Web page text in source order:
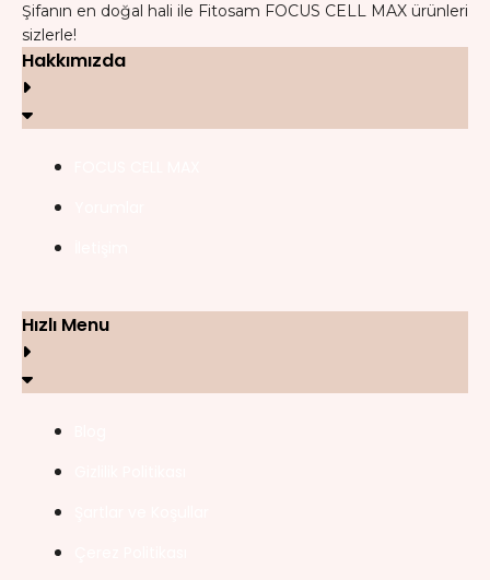
Şifanın en doğal hali ile Fitosam FOCUS CELL MAX ürünleri
sizlerle!
Hakkımızda
Hızlı Menu